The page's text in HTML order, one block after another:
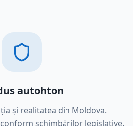
autohton
și realitatea din Moldova.
schimbărilor legislative.